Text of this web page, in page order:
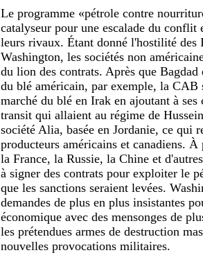
Le programme «pétrole contre
catalyseur pour une escalade du conflit
leurs rivaux. Étant donné l'hostilité des
Washington, les sociétés non
du lion des contrats. Après que Bagdad
du blé américain, par exemple, la CAB
marché du blé en Irak en ajoutant à ses
transit qui allaient au régime de
société Alia, basée en Jordanie, ce qui
producteurs américains et canadiens. À
la France, la Russie, la Chine et
à signer des contrats pour exploiter le
que les sanctions seraient levées.
demandes de plus en plus insistantes
économique avec des mensonges de
les prétendues armes de destruction
nouvelles provocations militaires.